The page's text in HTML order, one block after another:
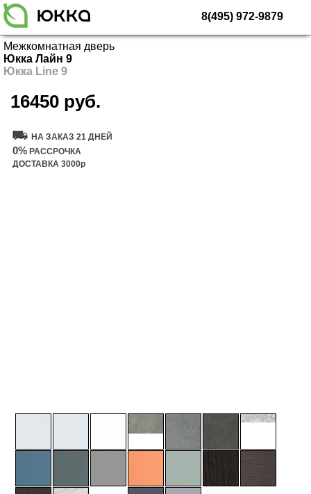
8(495) 972-9879
Межкомнатная дверь
Юкка Лайн 9
Юкка Line 9
16450 руб.
НА ЗАКАЗ 21 ДНЕЙ
0% РАССРОЧКА
ДОСТАВКА 3000р